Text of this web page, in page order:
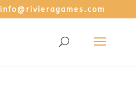
info@rivieragames.com